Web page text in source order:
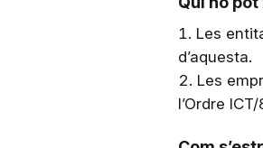
Les
d’aquesta.
Les
l’Ordre